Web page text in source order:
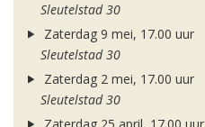
Sleutelstad 30
Zaterdag 9 mei, 17.00 uur
Sleutelstad 30
Zaterdag 2 mei, 17.00 uur
Sleutelstad 30